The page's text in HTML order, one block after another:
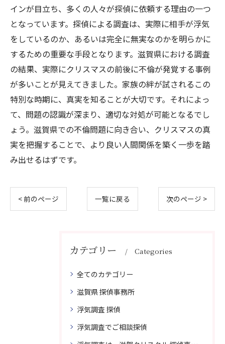
インが目立ち、多くの人々が探偵に依頼する理由の一つ
となっています。探偵による調査は、実際に相手が浮気
をしているのか、あるいは完全に無実なのかを明らかに
するための重要な手段となります。滋賀県における調査
の結果、実際にクリスマスの前後に不倫が発覚する事例
が多いことが見えてきました。家族の絆が試されるこの
特別な時期に、真実を知ることが大切です。それによっ
て、問題の認識が深まり、適切な対処が可能となるでし
ょう。滋賀県での不倫問題に向き合い、クリスマスの真
実を把握することで、より良い人間関係を築く一歩を踏
み出せるはずです。
< 前のページ 一覧に戻る 次のページ >
カテゴリー Categories
全てのカテゴリー
滋賀県 探偵事務所
浮気調査 探偵
浮気調査でご相談探偵